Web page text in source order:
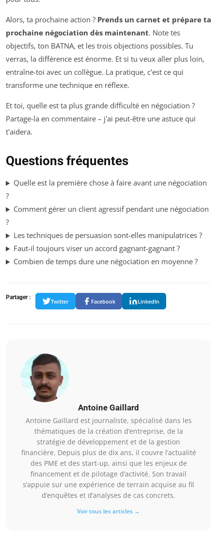
Alors, ta prochaine action ? Prends un carnet et prépare ta
prochaine négociation dès maintenant. Note tes
objectifs, ton BATNA, et les trois objections possibles. Tu
verras, la différence est énorme. Et si tu veux aller plus loin,
entraîne-toi avec un collègue. La pratique, c'est ce qui
transforme une technique en réflexe.
Et toi, quelle est ta plus grande difficulté en négociation ?
Partage-la en commentaire – j'ai peut-être une astuce qui
t'aidera.
Questions fréquentes
Quelle est la première chose à faire avant une négociation
?
Comment gérer un client agressif pendant une négociation
?
Les techniques de persuasion sont-elles manipulatrices ?
Faut-il toujours viser un accord gagnant-gagnant ?
Combien de temps dure une négociation en moyenne ?
Partager :
Twitter Facebook LinkedIn
Antoine Gaillard
Antoine Gaillard est journaliste, spécialisé dans les
thématiques de la création d’entreprise, de la
stratégie de développement et de la gestion
financière. Depuis plus de dix ans, il couvre l’actualité
des PME et des start-up, ainsi que les enjeux de
financement et de pilotage d’activité. Son travail
s’appuie sur une expérience de terrain acquise au fil
d’enquêtes et d’analyses de cas concrets.
Voir tous les articles →